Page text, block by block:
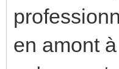
en amont